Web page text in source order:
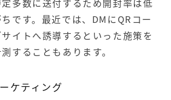
多数に送付するため開封率は低
です。最近では、DMにQRコー
イトへ誘導するといった施策を
することもあります。
ケティング